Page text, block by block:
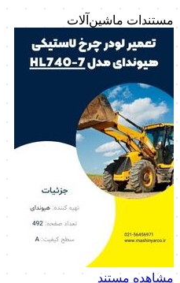
مستندات ماشین‌آلات
مشاهده مستند